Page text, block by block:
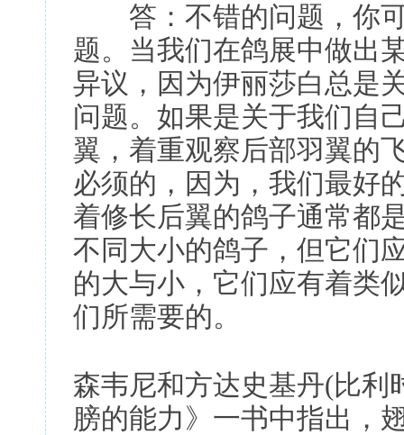
答：不错的问题，你可
题。当我们在鸽展中做出
异议，因为伊丽莎白总是
问题。如果是关于我们自
翼，着重观察后部羽翼的
必须的，因为，我们最好
着修长后翼的鸽子通常都
不同大小的鸽子，但它们
的大与小，它们应有着类
们所需要的。
森韦尼和方达史基丹(比利
膀的能力》一书中指出，